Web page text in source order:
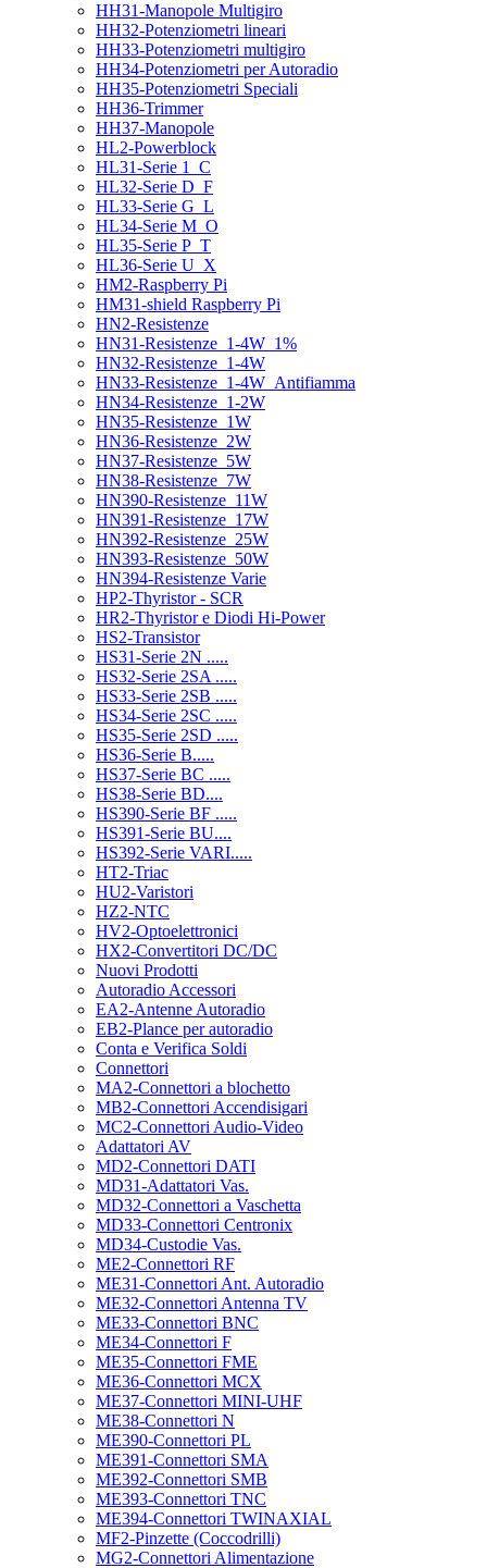
HH31-Manopole Multigiro
HH32-Potenziometri lineari
HH33-Potenziometri multigiro
HH34-Potenziometri per Autoradio
HH35-Potenziometri Speciali
HH36-Trimmer
HH37-Manopole
HL2-Powerblock
HL31-Serie 1_C
HL32-Serie D_F
HL33-Serie G_L
HL34-Serie M_O
HL35-Serie P_T
HL36-Serie U_X
HM2-Raspberry Pi
HM31-shield Raspberry Pi
HN2-Resistenze
HN31-Resistenze_1-4W_1%
HN32-Resistenze_1-4W
HN33-Resistenze_1-4W_Antifiamma
HN34-Resistenze_1-2W
HN35-Resistenze_1W
HN36-Resistenze_2W
HN37-Resistenze_5W
HN38-Resistenze_7W
HN390-Resistenze_11W
HN391-Resistenze_17W
HN392-Resistenze_25W
HN393-Resistenze_50W
HN394-Resistenze Varie
HP2-Thyristor - SCR
HR2-Thyristor e Diodi Hi-Power
HS2-Transistor
HS31-Serie 2N .....
HS32-Serie 2SA .....
HS33-Serie 2SB .....
HS34-Serie 2SC .....
HS35-Serie 2SD .....
HS36-Serie B.....
HS37-Serie BC .....
HS38-Serie BD....
HS390-Serie BF .....
HS391-Serie BU....
HS392-Serie VARI.....
HT2-Triac
HU2-Varistori
HZ2-NTC
HV2-Optoelettronici
HX2-Convertitori DC/DC
Nuovi Prodotti
Autoradio Accessori
EA2-Antenne Autoradio
EB2-Plance per autoradio
Conta e Verifica Soldi
Connettori
MA2-Connettori a blochetto
MB2-Connettori Accendisigari
MC2-Connettori Audio-Video
Adattatori AV
MD2-Connettori DATI
MD31-Adattatori Vas.
MD32-Connettori a Vaschetta
MD33-Connettori Centronix
MD34-Custodie Vas.
ME2-Connettori RF
ME31-Connettori Ant. Autoradio
ME32-Connettori Antenna TV
ME33-Connettori BNC
ME34-Connettori F
ME35-Connettori FME
ME36-Connettori MCX
ME37-Connettori MINI-UHF
ME38-Connettori N
ME390-Connettori PL
ME391-Connettori SMA
ME392-Connettori SMB
ME393-Connettori TNC
ME394-Connettori TWINAXIAL
MF2-Pinzette (Coccodrilli)
MG2-Connettori Alimentazione